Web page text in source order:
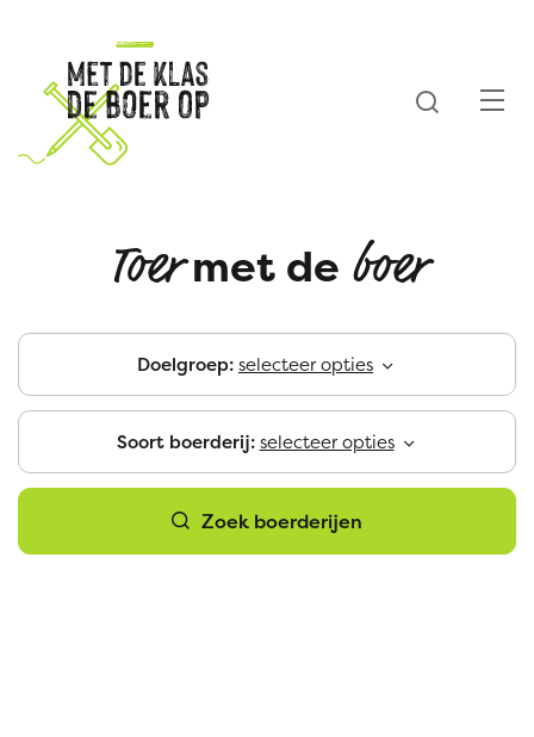
Met
de
klas
Zoeken
helpen?
Startpagina
Toermet de boer
Doelgroep:selecteer opties
Soort boerderij: selecteer opties
Zoek boerderijen